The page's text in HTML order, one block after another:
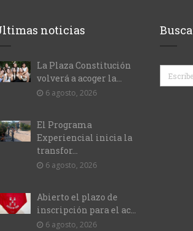
noticias
La Plaza Constitución
volverá a acoger la...
6 agosto, 2026
El Programa
Experiencial inicia la
transfor...
6 agosto, 2026
Abierto el plazo de
inscripción para el ac...
6 agosto, 2026
Buscar